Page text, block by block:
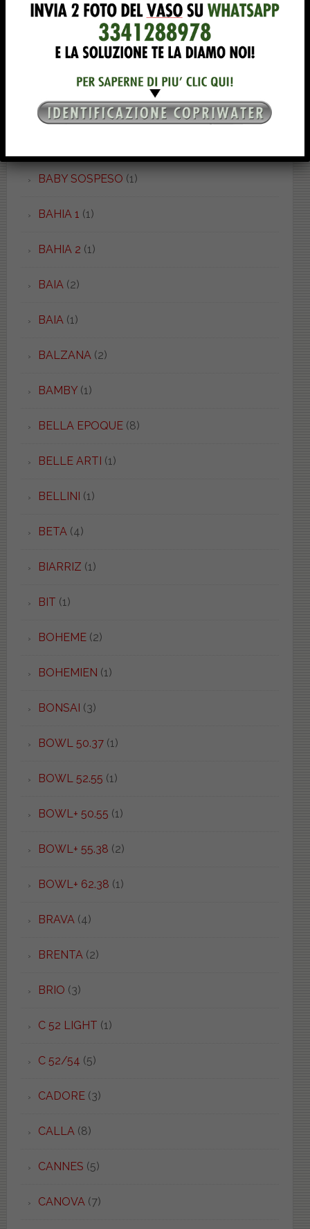
AVANT(8)
AXA ONE(3)
BABY SOSPESO (1)
BAHIA 1 (1)
BAHIA 2 (1)
BAIA(2)
BAIA(1)
BALZANA(2)
BAMBY(1)
BELLA EPOQUE(8)
BELLE ARTI (1)
BELLINI (1)
BETA(4)
BIARRIZ (1)
BIT (1)
BOHEME(2)
BOHEMIEN (1)
BONSAI (3)
BOWL 50.37(1)
BOWL 52.55 (1)
BOWL+ 50.55 (1)
BOWL+ 55.38 (2)
BOWL+ 62.38 (1)
BRAVA(4)
BRENTA(2)
BRIO (3)
C 52 LIGHT (1)
C 52/54 (5)
CADORE(3)
CALLA(8)
CANNES (5)
CANOVA(7)